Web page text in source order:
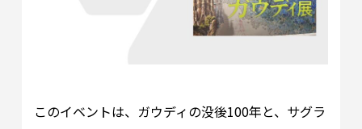
このイベントは、ガウディの没後100年と、サグラ